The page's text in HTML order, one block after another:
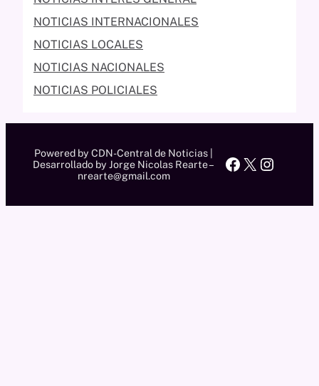
NOTICIAS INTERNACIONALES
NOTICIAS LOCALES
NOTICIAS NACIONALES
NOTICIAS POLICIALES
Powered by CDN-Central de Noticias |
Desarrollado by Jorge Nicolas Rearte –
nrearte@gmail.com
Facebook
X